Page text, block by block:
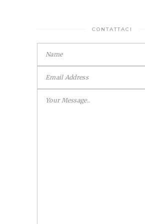
CONTATTACI